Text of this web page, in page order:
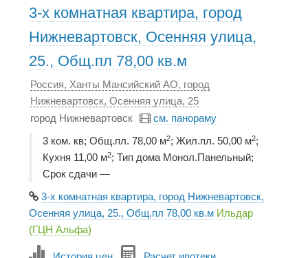
3-х комнатная квартира, город
Нижневартовск, Осенняя улица,
25., Общ.пл 78,00 кв.м
Россия, Ханты Мансийский АО, город
Нижневартовск, Осенняя улица, 25
город Нижневартовск
см. панораму
3 ком. кв; Общ.пл. 78,00 м2; Жил.пл. 50,00 м2;
Кухня 11,00 м2; Тип дома Монол.Панельный;
Срок сдачи —
3-х комнатная квартира, город Нижневартовск,
Осенняя улица, 25., Общ.пл 78,00 кв.м Ильдар
(ГЦН Альфа)